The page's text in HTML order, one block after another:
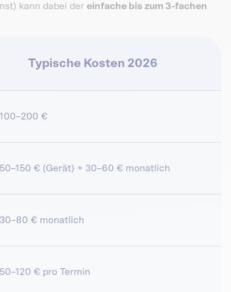
kann dabei der einfache bis zum 3-fachen
Typische Kosten 2026
€
€ (Gerät) + 30–60 € monatlich
€ monatlich
€ pro Termin